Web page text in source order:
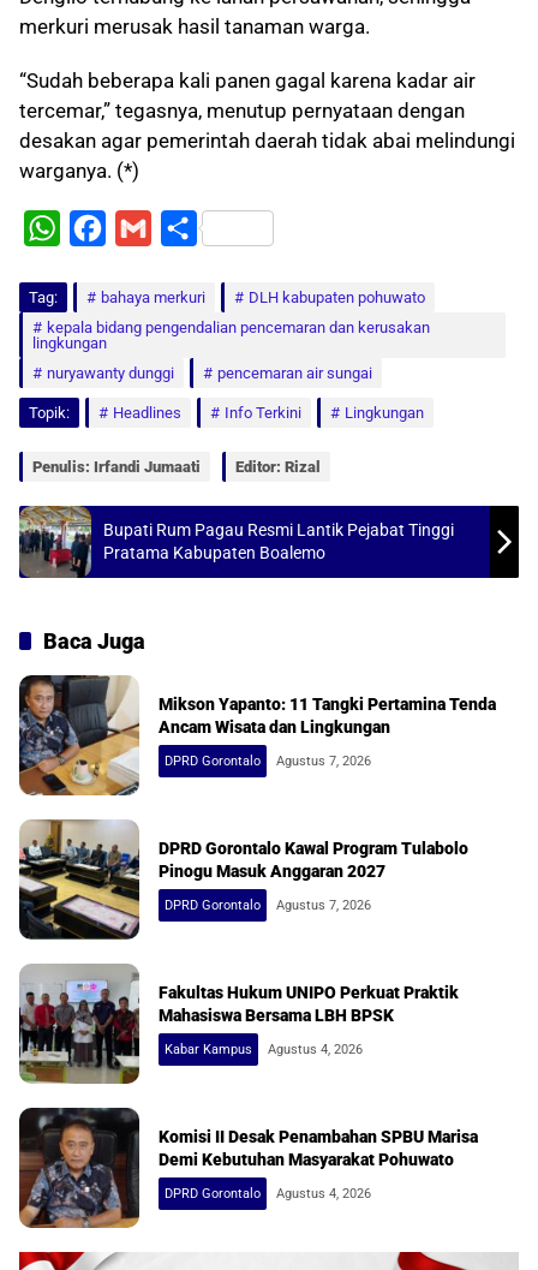
merkuri merusak hasil tanaman warga.
“Sudah beberapa kali panen gagal karena kadar air
tercemar,” tegasnya, menutup pernyataan dengan
desakan agar pemerintah daerah tidak abai melindungi
warganya. (*)
W
t
s
A
p
c
e
b
o
k
a
i
l
S
a
r
e
Tag: bahaya merkuri
DLH kabupaten pohuwato
kepala bidang pengendalian pencemaran dan kerusakan
lingkungan
nuryawanty dunggi
pencemaran air sungai
Topik: Headlines Info Terkini Lingkungan
Penulis: Irfandi Jumaati Editor: Rizal
Bupati Rum Pagau Resmi Lantik Pejabat Tinggi
Pratama Kabupaten Boalemo
Baca Juga
Mikson Yapanto: 11 Tangki Pertamina Tenda
Ancam Wisata dan Lingkungan
DPRD Gorontalo Agustus 7, 2026
DPRD Gorontalo Kawal Program Tulabolo
Pinogu Masuk Anggaran 2027
DPRD Gorontalo Agustus 7, 2026
Fakultas Hukum UNIPO Perkuat Praktik
Mahasiswa Bersama LBH BPSK
Kabar Kampus Agustus 4, 2026
Komisi II Desak Penambahan SPBU Marisa
Demi Kebutuhan Masyarakat Pohuwato
DPRD Gorontalo Agustus 4, 2026